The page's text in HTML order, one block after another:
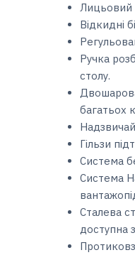
Лицьовий
Відкидні
Ручка
столу.
багатьох
Гільзи
Система
Система
Сталева
доступна